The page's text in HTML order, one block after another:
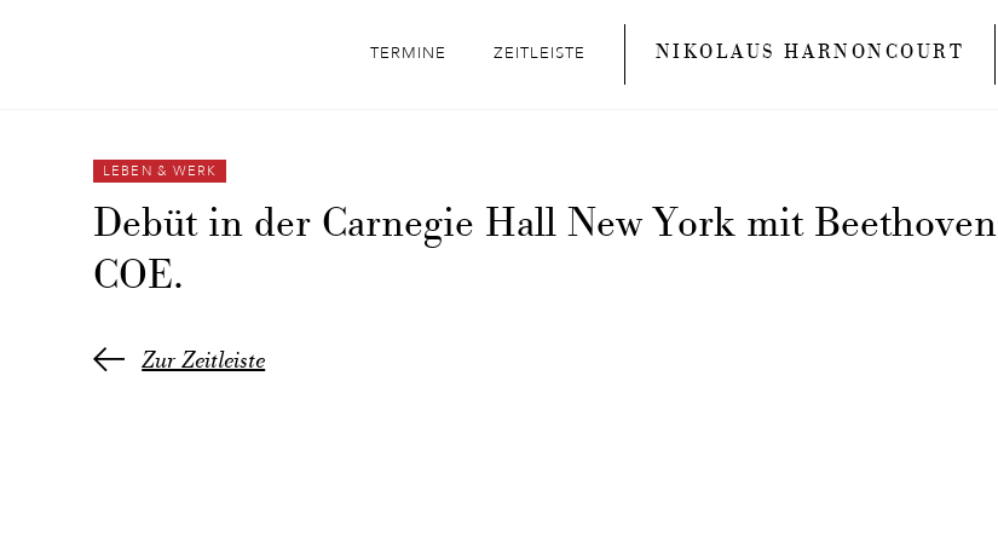
TERMINE ZEITLEISTE NIKOLAUS HARNONCOURT
LEBEN & WERK
Debüt in der Carnegie Hall New York mit
COE.
Zur Zeitleiste